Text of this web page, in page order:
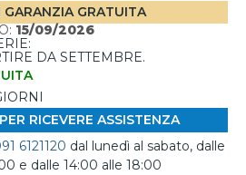
GARANZIA GRATUITA
15/09/2026
DA SETTEMBRE.
RICEVERE ASSISTENZA
6121120 dal lunedì al sabato, dalle
e dalle 14:00 alle 18:00